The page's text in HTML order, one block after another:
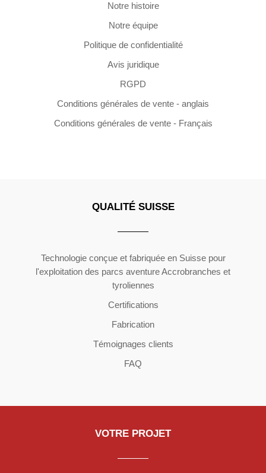
Notre histoire
Notre équipe
Politique de confidentialité
Avis juridique
RGPD
Conditions générales de vente - anglais
Conditions générales de vente - Français
QUALITÉ SUISSE
Technologie conçue et fabriquée en Suisse pour
l'exploitation des parcs aventure Accrobranches et
tyroliennes
Certifications
Fabrication
Témoignages clients
FAQ
VOTRE PROJET